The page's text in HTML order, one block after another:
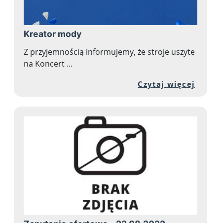
Kreator mody
Z przyjemnością informujemy, że stroje uszyte
na Koncert ...
Czytaj więcej